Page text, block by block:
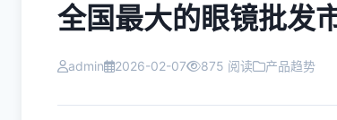
全国最大的眼镜批发
admin 2026-02-07 875 阅读 产品趋势